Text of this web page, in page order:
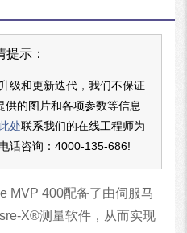
示：
级和更新迭代，我们不保证
供的图片和各项参数等信息
处联系我们的在线工程师为
话咨询：4000-135-686!
MVP 400配备了由伺服马
X®测量软件，从而实现